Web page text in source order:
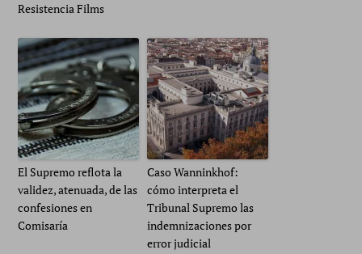
Resistencia Films
El Supremo reflota la
validez, atenuada, de las
confesiones en
Comisaría
Caso Wanninkhof:
cómo interpreta el
Tribunal Supremo las
indemnizaciones por
error judicial